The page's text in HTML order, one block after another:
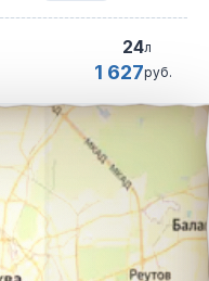
24л
1 627руб.
маршрута из города